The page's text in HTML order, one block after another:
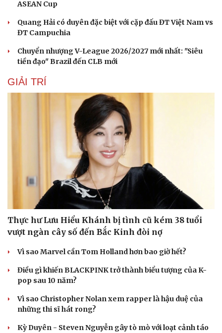
ASEAN Cup
Quang Hải có duyên đặc biệt với cặp đấu ĐT Việt Nam vs
ĐT Campuchia
Chuyển nhượng V-League 2026/2027 mới nhất: "Siêu
tiền đạo" Brazil đến CLB mới
GIẢI TRÍ
Thực hư Lưu Hiểu Khánh bị tình cũ kém 38 tuổi
vượt ngàn cây số đến Bắc Kinh đòi nợ
Vì sao Marvel cần Tom Holland hơn bao giờ hết?
Điều gì khiến BLACKPINK trở thành biểu tượng của K-
pop sau 10 năm?
Vì sao Christopher Nolan xem rapper là hậu duệ của
những thi sĩ hát rong?
Kỳ Duyên - Steven Nguyễn gây tò mò với loạt cảnh táo